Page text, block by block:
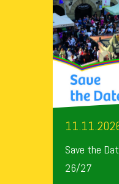
Save the
26/27